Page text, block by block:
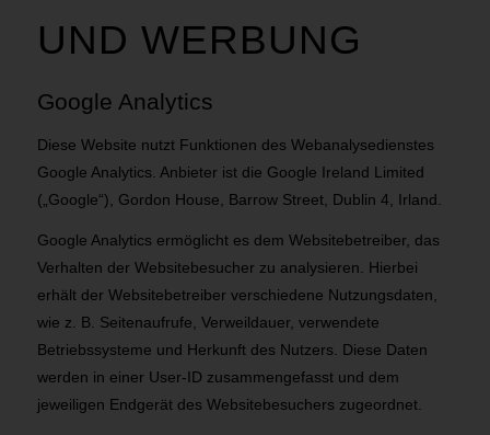
UND WERBUNG
Google Analytics
Diese Website nutzt Funktionen des Webanalysedienstes
Google Analytics. Anbieter ist die Google Ireland Limited
(„Google“), Gordon House, Barrow Street, Dublin 4, Irland.
Google Analytics ermöglicht es dem Websitebetreiber, das
Verhalten der Websitebesucher zu analysieren. Hierbei
erhält der Websitebetreiber verschiedene Nutzungsdaten,
wie z. B. Seitenaufrufe, Verweildauer, verwendete
Betriebssysteme und Herkunft des Nutzers. Diese Daten
werden in einer User-ID zusammengefasst und dem
jeweiligen Endgerät des Websitebesuchers zugeordnet.